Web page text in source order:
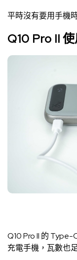
平時沒有要用手機
Q10 Pro II
Q10 Pro II 的
充電手機，瓦數也